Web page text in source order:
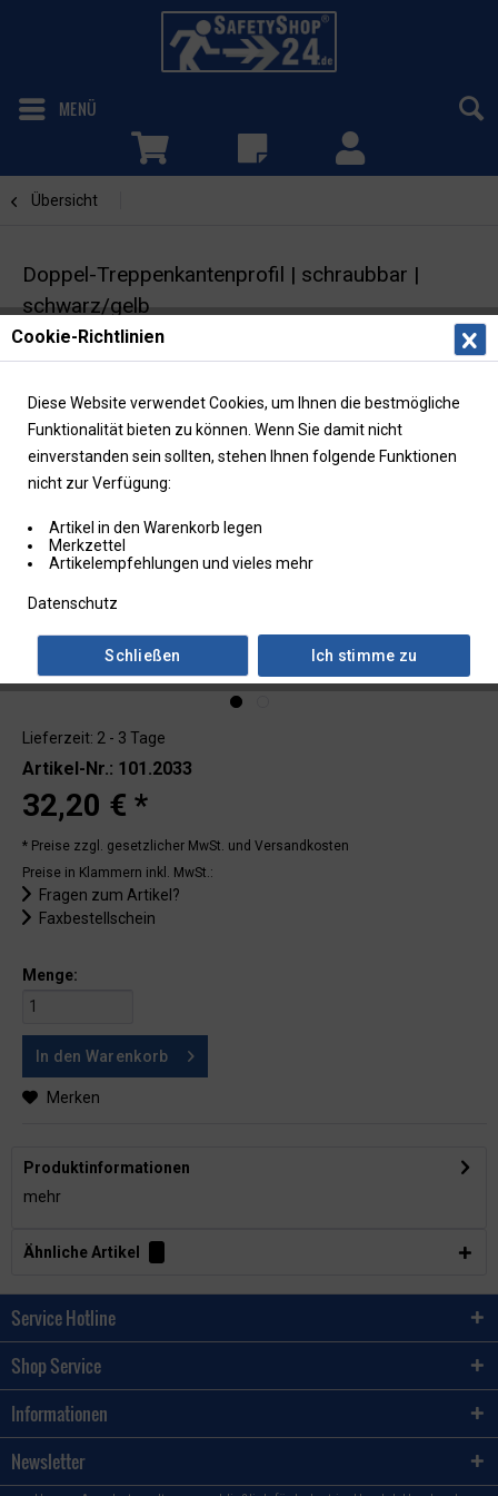
MENÜ
Übersicht
Doppel-Treppenkantenprofil | schraubbar |
schwarz/gelb
Lieferzeit: 2 - 3 Tage
Artikel-Nr.: 101.2033
32,20 € *
* Preise zzgl. gesetzlicher MwSt. und Versandkosten
Preise in Klammern inkl. MwSt.:
Fragen zum Artikel?
Faxbestellschein
Menge:
In den Warenkorb
Merken
Produktinformationen
mehr
Ähnliche Artikel
Service Hotline
Shop Service
Informationen
Newsletter
Cookie-Richtlinien
Diese Website verwendet Cookies, um Ihnen die bestmögliche
Funktionalität bieten zu können. Wenn Sie damit nicht
einverstanden sein sollten, stehen Ihnen folgende Funktionen
nicht zur Verfügung:
Artikel in den Warenkorb legen
Merkzettel
Artikelempfehlungen und vieles mehr
Datenschutz
Ich stimme zu
Schließen